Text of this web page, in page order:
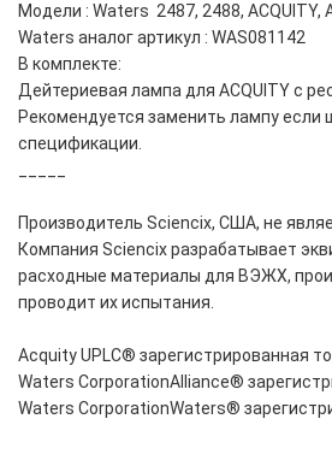
Модели : Waters 2487, 2488, ACQUITY,
Waters аналог артикул : WAS081142
В комплекте:
Дейтериевая лампа для ACQUITY с
Рекомендуется заменить лампу если
спецификации.
Производитель Sciencix, США, не
Компания Sciencix разрабатывает
расходные материалы для ВЭЖХ,
проводит их испытания.
Acquity UPLC® зарегистрированная
Waters CorporationAlliance®
Waters CorporationWaters®